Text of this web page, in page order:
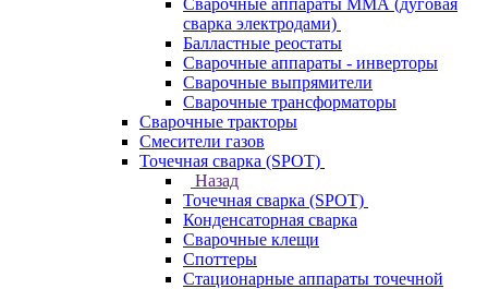
Сварочные аппараты ММА (дуговая
сварка электродами)
Балластные реостаты
Сварочные аппараты - инверторы
Сварочные выпрямители
Сварочные трансформаторы
Сварочные тракторы
Смесители газов
Точечная сварка (SPOT)
Назад
Точечная сварка (SPOT)
Конденсаторная сварка
Сварочные клещи
Споттеры
Стационарные аппараты точечной